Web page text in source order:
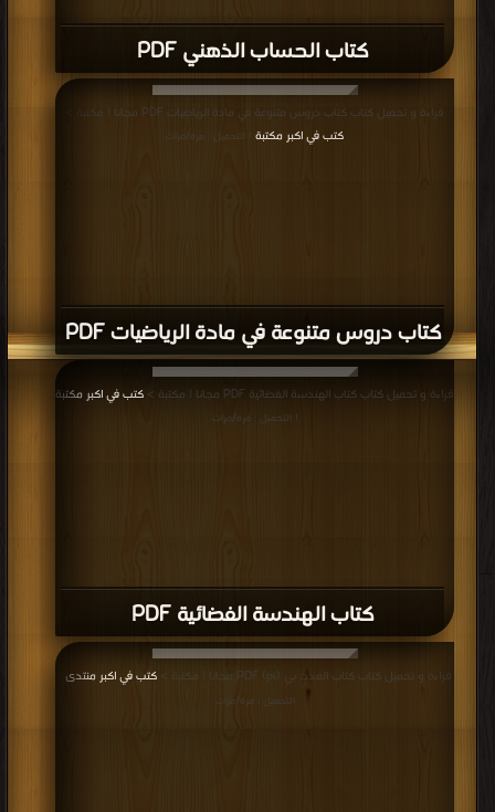
كتاب الحساب الذهني PDF
كتاب دروس متنوعة في مادة الرياضيات PDF
قراءة و تحميل كتاب كتاب دروس متنوعة في مادة الرياضيات PDF مجانا | مكتبة >
كتب في اكبر مكتبة
| التحميل : مرة/مرات
كتاب الهندسة الفضائية PDF
قراءة و تحميل كتاب كتاب الهندسة الفضائية PDF مجانا | مكتبة > كتب في اكبر مكتبة
| التحميل : مرة/مرات
قراءة و تحميل كتاب كتاب العدد: بي (pi) PDF مجانا | مكتبة > كتب في اكبر منتدى
التحميل : مرة/مرات